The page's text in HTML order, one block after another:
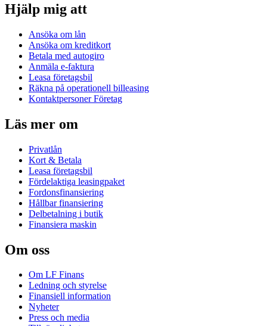
Hjälp mig att
Ansöka om lån
Ansöka om kreditkort
Betala med autogiro
Anmäla e-faktura
Leasa företagsbil
Räkna på operationell billeasing
Kontaktpersoner Företag
Läs mer om
Privatlån
Kort & Betala
Leasa företagsbil
Fördelaktiga leasingpaket
Fordonsfinansiering
Hållbar finansiering
Delbetalning i butik
Finansiera maskin
Om oss
Om LF Finans
Ledning och styrelse
Finansiell information
Nyheter
Press och media